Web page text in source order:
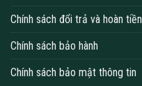
Chính sách đổi trả và hoàn tiền
Chính sách bảo hành
Chính sách bảo mật thông tin